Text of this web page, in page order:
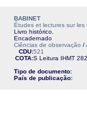
BABINET
Études et lectures sur
Livro histórico.
Encadernado
Ciências de observação /
CDU:521
COTA:S Leitura IHMT
Tipo de documento:
País de publicação: